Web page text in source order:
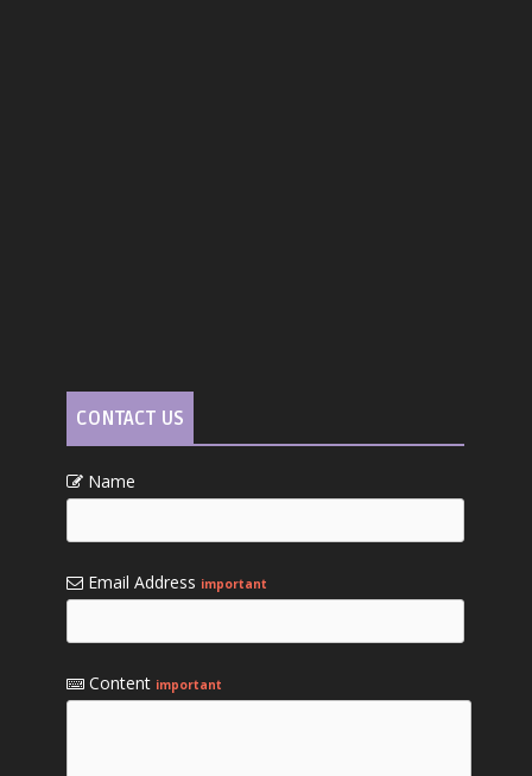
CONTACT US
Name
Email Address important
Content important